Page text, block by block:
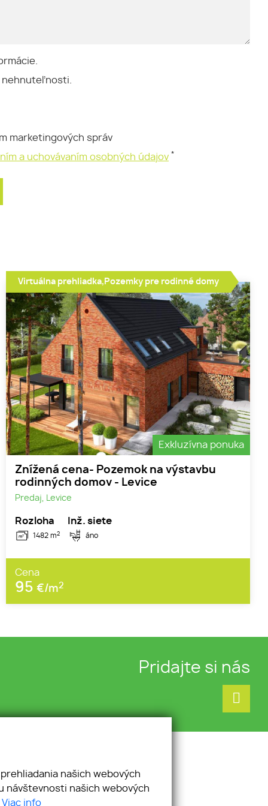
nehnuteľnosti.
marketingových správ
a uchovávaním osobných údajov *
Exkluzívna ponuka
Znížená cena- Pozemok na výstavbu
rodinných domov - Levice
Predaj, Levice
Rozloha
1482 m2
Inž. siete
áno
Cena
95 €/m2
Virtuálna prehliadka,Pozemky pre rodinné domy
Pridajte si nás
našich webových
návštevnosti našich webových
Viac info